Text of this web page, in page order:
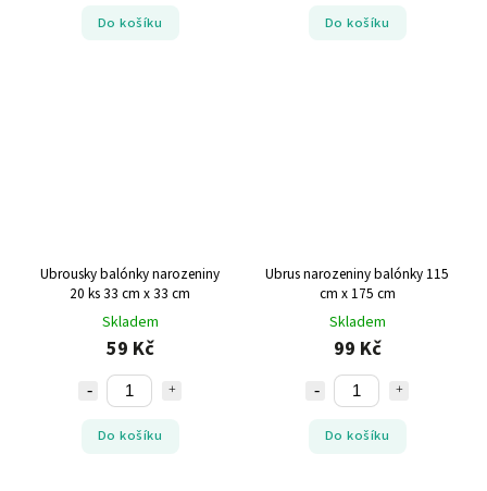
Do košíku Do košíku
Ubrousky balónky narozeniny
20 ks 33 cm x 33 cm
Skladem
59 Kč
Do košíku
Ubrus narozeniny balónky 115
cm x 175 cm
Skladem
99 Kč
Do košíku